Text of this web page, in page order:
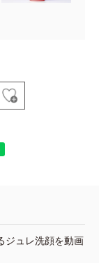
ジュレ洗顔を動画